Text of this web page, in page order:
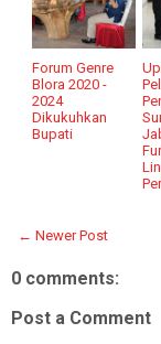
Forum Genre
Blora 2020 -
2024
Dikukuhkan
Bupati
← Newer Post
0 comments:
Post a Comment